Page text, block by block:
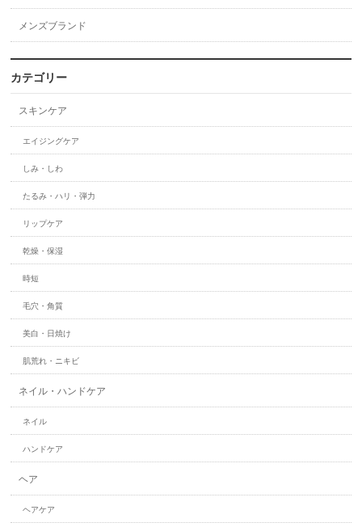
メンズブランド
カテゴリー
スキンケア
エイジングケア
しみ・しわ
たるみ・ハリ・弾力
リップケア
乾燥・保湿
時短
毛穴・角質
美白・日焼け
肌荒れ・ニキビ
ネイル・ハンドケア
ネイル
ハンドケア
ヘア
ヘアケア